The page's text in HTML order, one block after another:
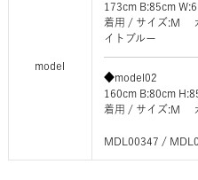
model
173cm B:85cm
着用 / サイズ:M カ
イトブルー
◆model02
160cm B:80cm
着用 / サイズ:M
MDL00347 /